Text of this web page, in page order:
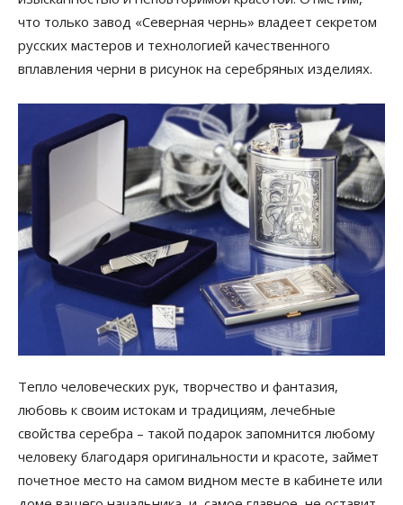
что только завод «Северная чернь» владеет секретом
русских мастеров и технологией качественного
вплавления черни в рисунок на серебряных изделиях.
Тепло человеческих рук, творчество и фантазия,
любовь к своим истокам и традициям, лечебные
свойства серебра – такой подарок запомнится любому
человеку благодаря оригинальности и красоте, займет
почетное место на самом видном месте в кабинете или